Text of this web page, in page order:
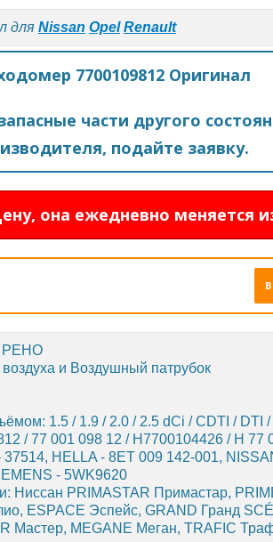
для Nissan Opel Renault
7700109812 Оригинал
части другого
подайте заявку.
она ежедневно меняется
РЕНО
и Воздушный патрубок
1.5 / 1.9 / 2.0 / 2.5 dCi / CDTI / DTI /
/ 77 001 098 12 / H7700104426 / H 77
HELLA - 8ET 009 142-001,
- 5WK9620
Ниссан PRIMASTAR Примастар,
ESPACE Эспейс, GRAND Гранд
Мастер, MEGANE Меган, TRAFIC